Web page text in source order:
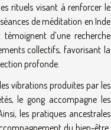
rituels visant à renforcer le
de méditation en Inde
d’une recherche
collectifs, favorisant la
profonde.
vibrations produites par les
le gong accompagne les
les pratiques ancestrales
du bien-être,